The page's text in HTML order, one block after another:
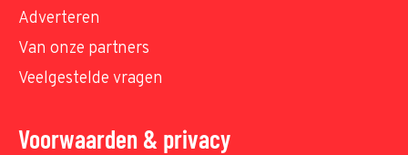
Adverteren
Van onze partners
Veelgestelde vragen
Voorwaarden & privacy